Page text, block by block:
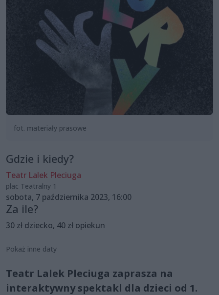
fot. materiały prasowe
Gdzie i kiedy?
Teatr Lalek Pleciuga
plac Teatralny 1
sobota, 7 października 2023, 16:00
Za ile?
30 zł dziecko, 40 zł opiekun
Pokaż inne daty
Teatr Lalek Pleciuga zaprasza na
interaktywny spektakl dla dzieci od 1.